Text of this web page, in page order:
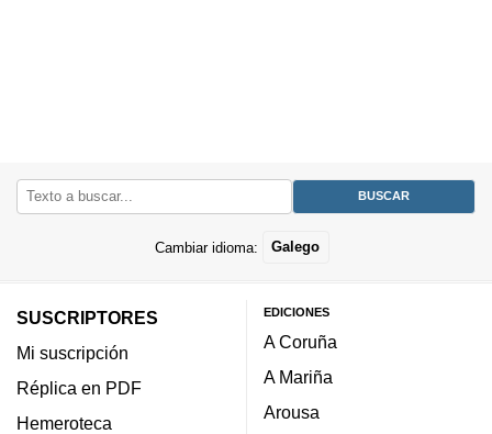
Cambiar idioma: Galego
SUSCRIPTORES
Mi suscripción
Réplica en PDF
Hemeroteca
EDICIONES
A Coruña
A Mariña
Arousa